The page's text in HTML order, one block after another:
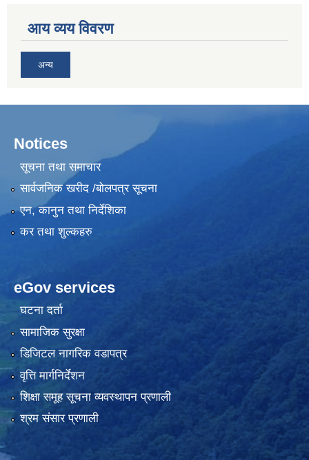
आय व्यय विवरण
अन्य
Notices
सूचना तथा समाचार
सार्वजनिक खरीद /बोलपत्र सूचना
एन, कानुन तथा निर्देशिका
कर तथा शुल्कहरु
eGov services
घटना दर्ता
सामाजिक सुरक्षा
डिजिटल नागरिक वडापत्र
वृत्ति मार्गनिर्देशन
शिक्षा समूह सूचना व्यवस्थापन प्रणाली
श्रम संसार प्रणाली